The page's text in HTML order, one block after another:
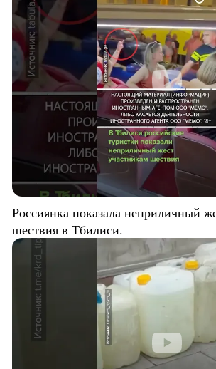
Россиянка показала неприличный
шествия в Тбилиси.